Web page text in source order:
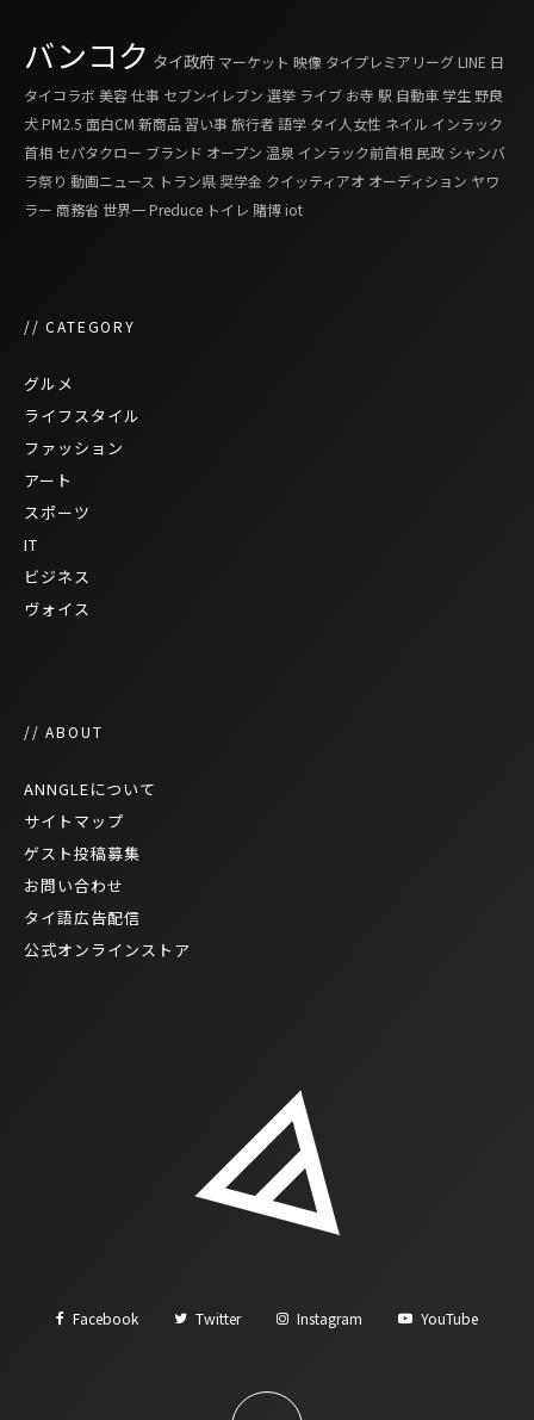
バンコク タイ政府 マーケット 映像 タイプレミアリーグLINE 日
タイコラボ 美容仕事 セブンイレブン 選挙 ライブ お寺 駅 自動車 学生 野良
犬PM2.5 面白CM 新商品習い事 旅行者語学 タイ人女性 ネイル インラック
首相 セパタクロー ブランド オープン 温泉 インラック前首相 民政 シャンバ
ラ祭り 動画ニュース トラン県 奨学金 クイッティアオ オーディション ヤワ
ラー 商務省世界一 Preduce トイレ 賭博iot
// CATEGORY
グルメ
ライフスタイル
ファッション
アート
スポーツ
IT
ビジネス
ヴォイス
// ABOUT
ANNGLEについて
サイトマップ
ゲスト投稿募集
お問い合わせ
タイ語広告配信
公式オンラインストア
Facebook Twitter Instagram YouTube